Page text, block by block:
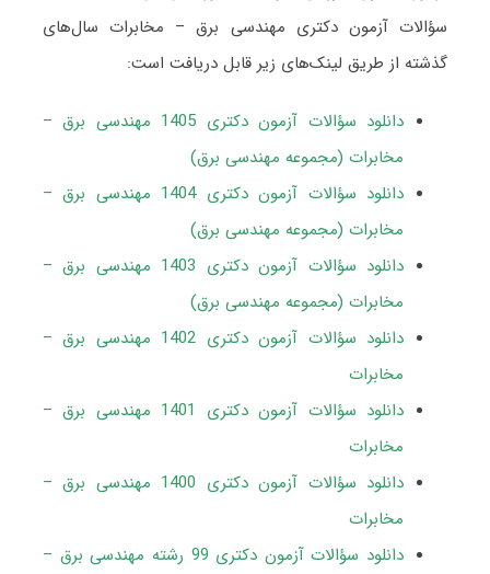
سؤالات آزمون دکتری مهندسی برق – مخابرات سال‌های
گذشته از طریق لینک‌های زیر قابل دریافت است:
دانلود سؤالات آزمون دکتری 1405 مهندسی برق –
مخابرات (مجموعه مهندسی برق)
دانلود سؤالات آزمون دکتری 1404 مهندسی برق –
مخابرات (مجموعه مهندسی برق)
دانلود سؤالات آزمون دکتری 1403 مهندسی برق –
مخابرات (مجموعه مهندسی برق)
دانلود سؤالات آزمون دکتری 1402 مهندسی برق –
مخابرات
دانلود سؤالات آزمون دکتری 1401 مهندسی برق –
مخابرات
دانلود سؤالات آزمون دکتری 1400 مهندسی برق –
مخابرات
دانلود سؤالات آزمون دکتری 99 رشته مهندسی برق –